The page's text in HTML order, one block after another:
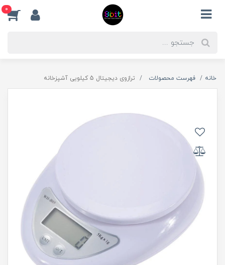
0
خانه فهرست محصولات ترازوی دیجیتال 5 کیلویی آشپزخانه